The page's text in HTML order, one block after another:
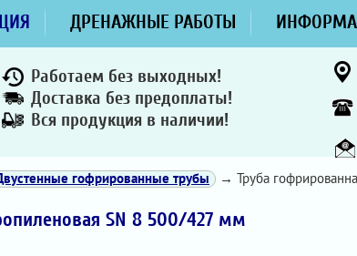
ДРЕНАЖНЫЕ РАБОТЫ
Работаем без выходных!
Доставка без предоплаты!
Вся продукция в наличии!
гофрированные трубы → Труба
SN 8 500/427 мм